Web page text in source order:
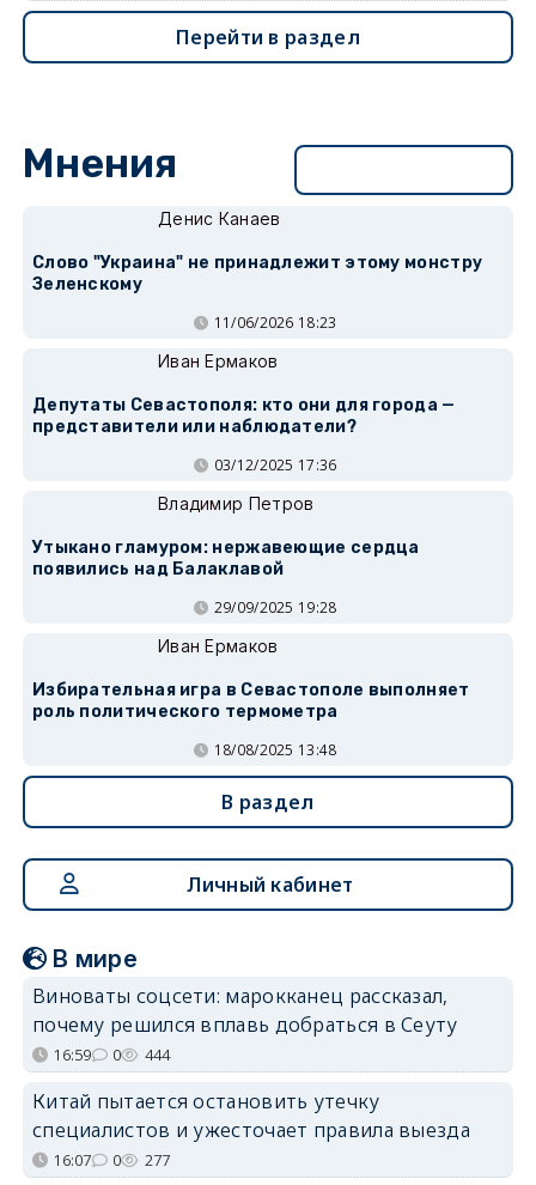
Перейти в раздел
Мнения
Денис Канаев
Слово "Украина" не принадлежит этому монстру
Зеленскому
11/06/2026 18:23
Иван Ермаков
Депутаты Севастополя: кто они для города —
представители или наблюдатели?
03/12/2025 17:36
Владимир Петров
Утыкано гламуром: нержавеющие сердца
появились над Балаклавой
29/09/2025 19:28
Иван Ермаков
Избирательная игра в Севастополе выполняет
роль политического термометра
18/08/2025 13:48
В раздел
Личный кабинет
В мире
Виноваты соцсети: марокканец рассказал,
почему решился вплавь добраться в Сеуту
16:59 0 444
Китай пытается остановить утечку
специалистов и ужесточает правила выезда
16:07 0 277